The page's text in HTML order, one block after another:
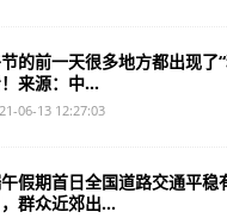
的前一天很多地方都出现了“
来源：中...
06-13 12:27:03
午假期首日全国道路交通平
群众近郊出...